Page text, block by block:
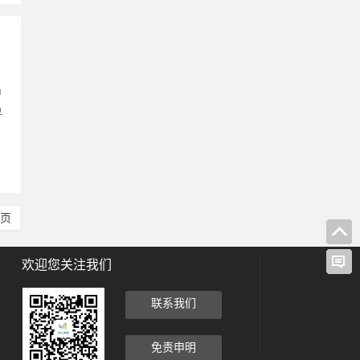
欢迎您关注我们
联系我们
免责申明